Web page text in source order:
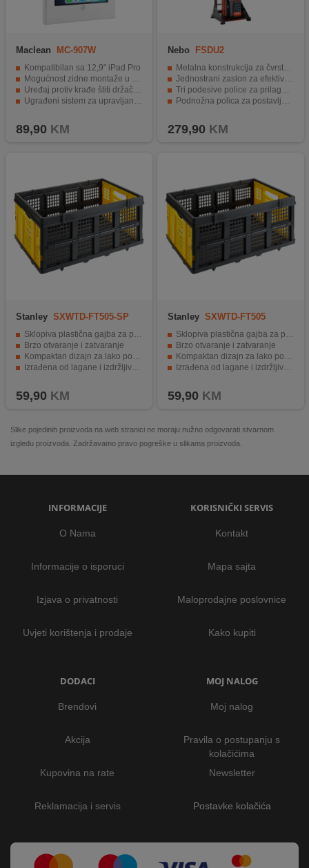
Maclean MC-907W
Kompatibilan sa 12,9" iPad Pro
Mogućnost zidne montaže u vertikalnom i horizontalnom položaju
Uređaj protiv krađe štiti držač od neovlaštenog pristupa i krađe postavljenog tableta
Ugrađeni sistem za upravljanje kablovima
89,90 KM
Nebo FSDU2
Metalna konstrukcija za čvrsto držanje proizvoda.
Jednostrani zaslon za efektivno prikazivanje proizvoda.
Tri podesive police za prilagodbu veličini proizvoda.
Podnožna polica za postavljanje težih predmeta.
279,90 KM
Stanley SXWTD-FT505-SP
Sklopiva plastična gajba za pomoćne proizvode
Brzo otvaranje i zatvaranje
Kompaktan dizajn za lako pohranjivanje
Izrađena od lagane i izdržljive plastike
59,90 KM
Stanley SXWTD-FT505
Sklopiva plastična gajba za pomoćne proizvode
Brzo otvaranje i zatvaranje
Kompaktan dizajn za lako pohranjivanje
Izrađena od lagane i izdržljive plastike
59,90 KM
Slike pojedinih proizvoda na web stranici ne moraju nužno odgovarati stvarnom
izgledu proizvoda. Zadržavamo pravo pogreške u slikama proizvoda.
INFORMACIJE
O Nama
Informacije o isporuci
Izjava o privatnosti
Uvjeti korištenja i prodaje
KORISNIČKI SERVIS
Kontakt
Mapa sajta
Maloprodajne poslovnice
Kako kupiti
DODACI
Brendovi
Akcija
Kupovina na rate
Reklamacija i servis
MOJ NALOG
Moj nalog
Pravila o postupanju s
kolačićima
Newsletter
Postavke kolačića